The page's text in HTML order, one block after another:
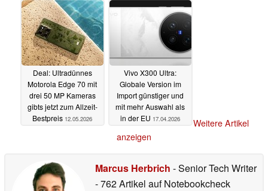
Deal: Ultradünnes
Motorola Edge 70 mit
drei 50 MP Kameras
gibts jetzt zum Allzeit-
Bestpreis 12.05.2026
Vivo X300 Ultra:
Globale Version im
Import günstiger und
mit mehr Auswahl als
in der EU 17.04.2026
Weitere Artikel
anzeigen
Marcus Herbrich - Senior Tech Writer
- 762 Artikel auf Notebookcheck